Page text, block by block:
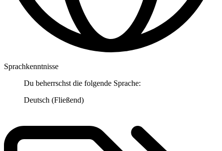
Sprachkenntnisse
Du beherrschst die folgende Sprache:
Deutsch (Fließend)